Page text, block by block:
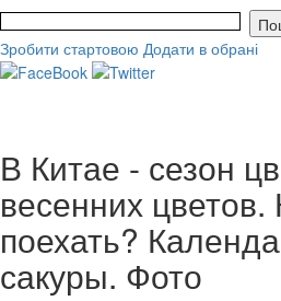
Зробити стартовою Додати в обрані
В Китае - сезон
весенних
поехать?
сакуры. Фото